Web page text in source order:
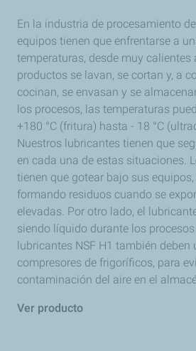
En la industria de procesamiento
equipos tienen que enfrentarse a
temperaturas, desde muy
productos se lavan, se cortan y, a
cocinan, se envasan y se
los procesos, las temperaturas
+180 °C (fritura) hasta - 18 °C
Nuestros lubricantes tienen que
en cada una de estas situaciones.
tienen que gotear bajo sus
formando residuos cuando se
elevadas. Por otro lado, el
siendo líquido durante los
lubricantes NSF H1 también deben
compresores de frigoríficos, para
contaminación del aire en el
Ver producto